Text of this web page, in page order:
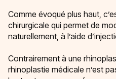
Comme évoqué plus haut,
chirurgicale qui permet de
naturellement, à l’aide
Contrairement à une
rhinoplastie médicale n’est